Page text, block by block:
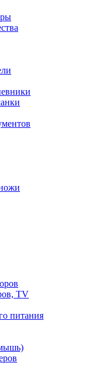
TV
питания